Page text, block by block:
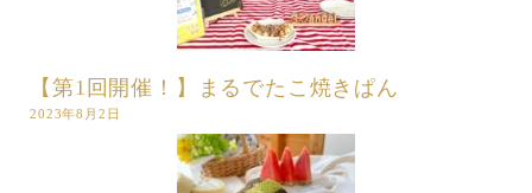
【第1回開催！】まるでたこ焼きぱん
2023年8月2日